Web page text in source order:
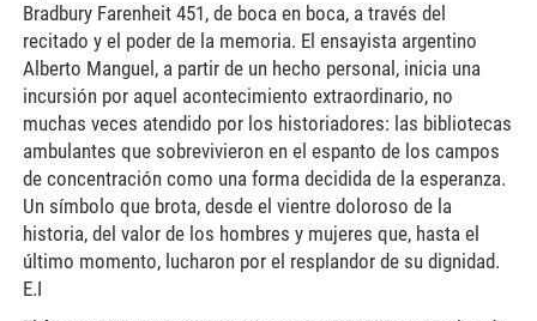
Bradbury Farenheit 451, de boca en boca, a través del
recitado y el poder de la memoria. El ensayista argentino
Alberto Manguel, a partir de un hecho personal, inicia una
incursión por aquel acontecimiento extraordinario, no
muchas veces atendido por los historiadores: las bibliotecas
ambulantes que sobrevivieron en el espanto de los campos
de concentración como una forma decidida de la esperanza.
Un símbolo que brota, desde el vientre doloroso de la
historia, del valor de los hombres y mujeres que, hasta el
último momento, lucharon por el resplandor de su dignidad.
E.I